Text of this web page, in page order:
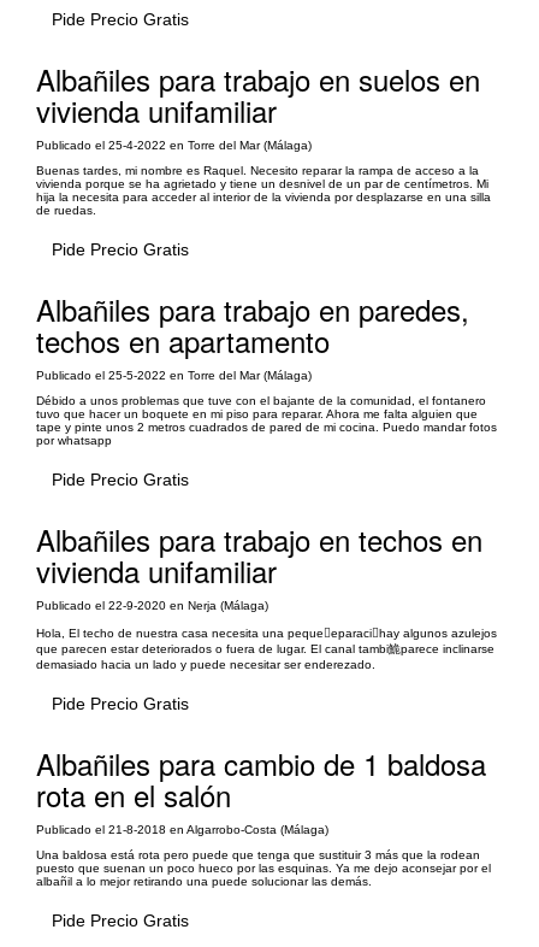
Pide Precio Gratis
Albañiles para trabajo en suelos en
vivienda unifamiliar
Publicado el 25-4-2022 en Torre del Mar (Málaga)
Buenas tardes, mi nombre es Raquel. Necesito reparar la rampa de acceso a la
vivienda porque se ha agrietado y tiene un desnivel de un par de centímetros. Mi
hija la necesita para acceder al interior de la vivienda por desplazarse en una silla
de ruedas.
Pide Precio Gratis
Albañiles para trabajo en paredes,
techos en apartamento
Publicado el 25-5-2022 en Torre del Mar (Málaga)
Débido a unos problemas que tuve con el bajante de la comunidad, el fontanero
tuvo que hacer un boquete en mi piso para reparar. Ahora me falta alguien que
tape y pinte unos 2 metros cuadrados de pared de mi cocina. Puedo mandar fotos
por whatsapp
Pide Precio Gratis
Albañiles para trabajo en techos en
vivienda unifamiliar
Publicado el 22-9-2020 en Nerja (Málaga)
Hola, El techo de nuestra casa necesita una peque񡠲eparaci󮬠hay algunos azulejos
que parecen estar deteriorados o fuera de lugar. El canal tambi鮠parece inclinarse
demasiado hacia un lado y puede necesitar ser enderezado.
Pide Precio Gratis
Albañiles para cambio de 1 baldosa
rota en el salón
Publicado el 21-8-2018 en Algarrobo-Costa (Málaga)
Una baldosa está rota pero puede que tenga que sustituir 3 más que la rodean
puesto que suenan un poco hueco por las esquinas. Ya me dejo aconsejar por el
albañil a lo mejor retirando una puede solucionar las demás.
Pide Precio Gratis